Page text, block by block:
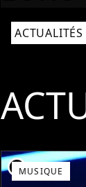
ACTUALITÉS
player2MUSIQUE